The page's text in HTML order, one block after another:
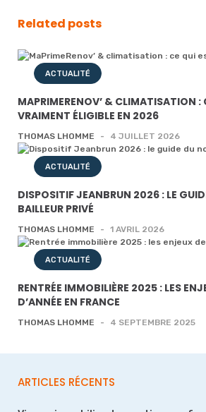
Related posts
ACTUALITÉ
MAPRIMERENOV’ & CLIMATISATION :
VRAIMENT ÉLIGIBLE EN 2026
THOMAS LHOMME - 4 JUILLET 2026
ACTUALITÉ
DISPOSITIF JEANBRUN 2026 : LE
BAILLEUR PRIVÉ
THOMAS LHOMME - 1 AVRIL 2026
ACTUALITÉ
RENTRÉE IMMOBILIÈRE 2025 : LES
D’ANNÉE EN FRANCE
THOMAS LHOMME - 4 SEPTEMBRE 2025
ARTICLES RÉCENTS